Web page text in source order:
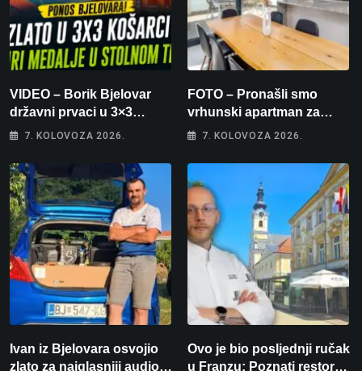
VIDEO – Borik Bjelovar
državni prvaci u 3×3
košarci, Klara Končar je
stolnom tenisu!
7. KOLOVOZA 2026.
FOTO – Pronašli smo
vrhunski apartman za
odmor: Pogled na more, tri
osvaja
7. KOLOVOZA 2026.
Ivan iz Bjelovara osvojio
zlato za najglasniji audio
Ovo je bio posljednji ručak
u Franzu: Poznati restoran